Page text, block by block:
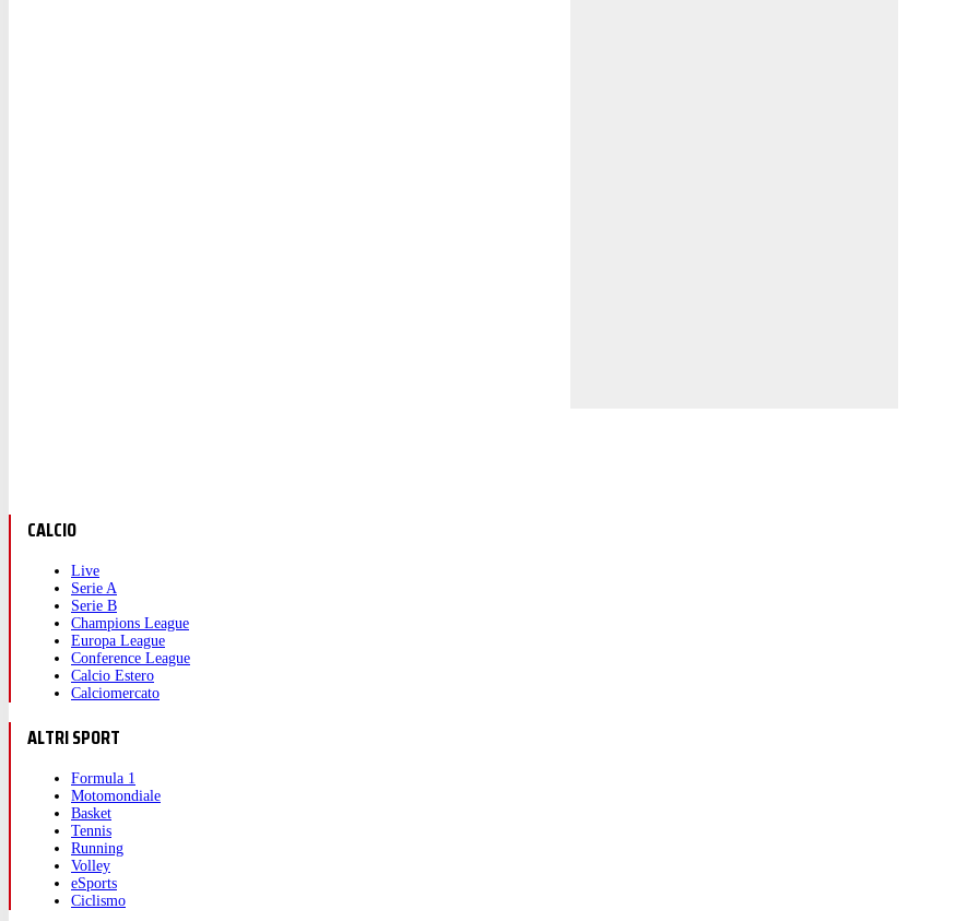
CALCIO
Live
Serie A
Serie B
Champions League
Europa League
Conference League
Calcio Estero
Calciomercato
ALTRI SPORT
Formula 1
Motomondiale
Basket
Tennis
Running
Volley
eSports
Ciclismo